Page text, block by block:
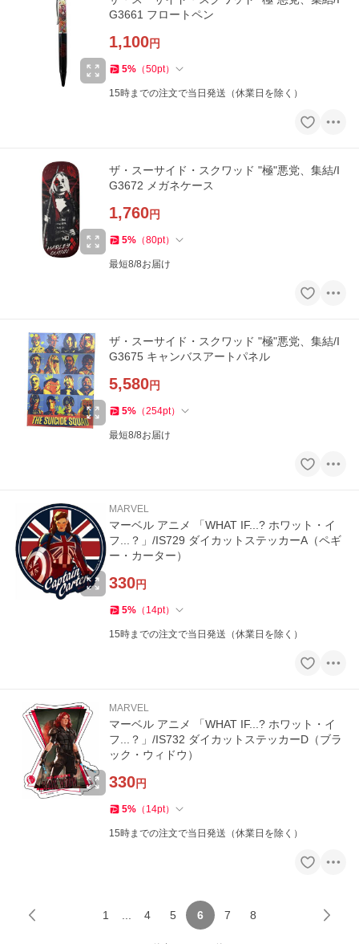
G3661 フロートペン
1,100円
5% （50pt）
15時までの注文で当日発送（休業日を除く）
ザ・スーサイド・スクワッド "極"悪党、集結/I
G3672 メガネケース
1,760円
5% （80pt）
最短8/8お届け
ザ・スーサイド・スクワッド "極"悪党、集結/I
G3675 キャンバスアートパネル
5,580円
5% （254pt）
最短8/8お届け
MARVEL
マーベル アニメ 「WHAT IF...? ホワット・イ
フ...？」/IS729 ダイカットステッカーA（ペギ
ー・カーター）
330円
5% （ 14pt）
15時までの注文で当日発送（休業日を除く）
MARVEL
マーベル アニメ 「WHAT IF...? ホワット・イ
フ...？」/IS732 ダイカットステッカーD（ブラ
ック・ウィドウ）
330円
5% （ 14pt）
15時までの注文で当日発送（休業日を除く）
1 4 5 6 7 8